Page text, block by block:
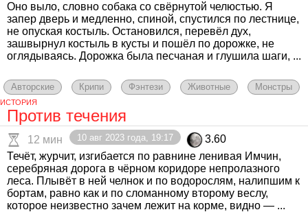
Оно выло, словно собака со свёрнутой челюстью. Я
запер дверь и медленно, спиной, спустился по лестнице,
не опуская костыль. Остановился, перевёл дух,
зашвырнул костыль в кусты и пошёл по дорожке, не
оглядываясь. Дорожка была песчаная и глушила шаги, ...
Авторские Крипи Фэнтези Животные Монстры
ИСТОРИЯ
Против течения
12 мин 10 авг 2023 года, 19:17
3.60
Течёт, журчит, изгибается по равнине ленивая Имчин,
серебряная дорога в чёрном коридоре непролазного
леса. Плывёт в ней челнок и по водорослям, налипшим к
бортам, равно как и по сломанному второму веслу,
которое неизвестно зачем лежит на корме, видно — ...